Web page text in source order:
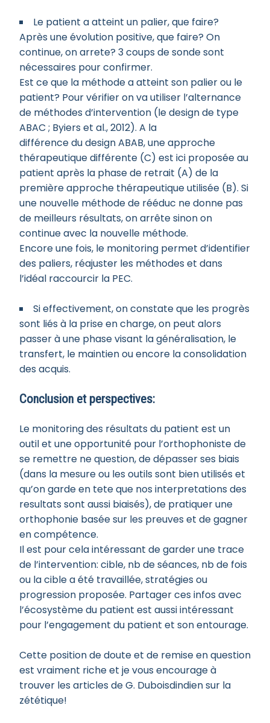
Le patient a atteint un palier, que faire?
Après une évolution positive, que faire? On
continue, on arrete? 3 coups de sonde sont
nécessaires pour confirmer.
Est ce que la méthode a atteint son palier ou le
patient? Pour vérifier on va utiliser l’alternance
de méthodes d’intervention (le design de type
ABAC ; Byiers et al., 2012). A la
différence du design ABAB, une approche
thérapeutique différente (C) est ici proposée au
patient après la phase de retrait (A) de la
première approche thérapeutique utilisée (B). Si
une nouvelle méthode de rééduc ne donne pas
de meilleurs résultats, on arrête sinon on
continue avec la nouvelle méthode.
Encore une fois, le monitoring permet d’identifier
des paliers, réajuster les méthodes et dans
l’idéal raccourcir la PEC.
Si effectivement, on constate que les progrès
sont liés à la prise en charge, on peut alors
passer à une phase visant la généralisation, le
transfert, le maintien ou encore la consolidation
des acquis.
Conclusion et perspectives:
Le monitoring des résultats du patient est un
outil et une opportunité pour l’orthophoniste de
se remettre ne question, de dépasser ses biais
(dans la mesure ou les outils sont bien utilisés et
qu’on garde en tete que nos interpretations des
resultats sont aussi biaisés), de pratiquer une
orthophonie basée sur les preuves et de gagner
en compétence.
Il est pour cela intéressant de garder une trace
de l’intervention: cible, nb de séances, nb de fois
ou la cible a été travaillée, stratégies ou
progression proposée. Partager ces infos avec
l’écosystème du patient est aussi intéressant
pour l’engagement du patient et son entourage.
Cette position de doute et de remise en question
est vraiment riche et je vous encourage à
trouver les articles de G. Duboisdindien sur la
zététique!